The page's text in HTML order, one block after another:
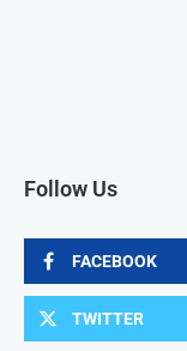
Follow Us
FACEBOOK
TWITTER